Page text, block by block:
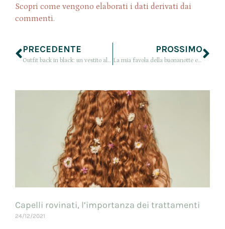
Scopri come vengono elaborati i dati derivati dai
commenti.
PRECEDENTE
Outfit back in black: un vestito alla coreana nero
PROSSIMO
La mia favola della buonanotte e non solo… con Storytel #LeggiComeTiPare
Capelli rovinati, l’importanza dei trattamenti
24/12/2021